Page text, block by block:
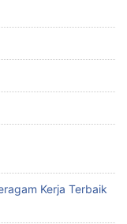
Kerja Terbaik